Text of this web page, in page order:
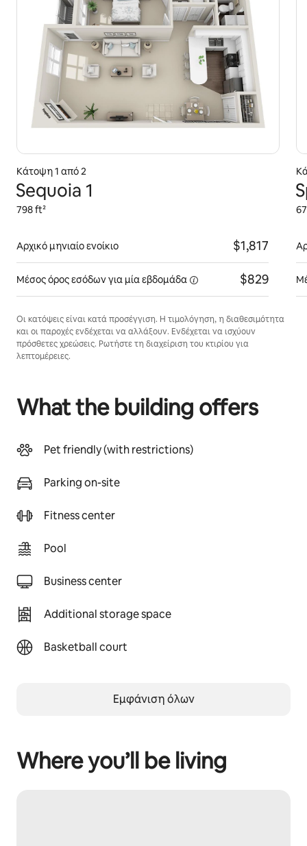
Κάτοψη 1 από 2
Sequoia 1
798 ft²
Αρχικό μηνιαίο ενοίκιο $1,817
Μέσος όρος εσόδων για μία εβδομάδα $829
Οι κατόψεις είναι κατά προσέγγιση. Η τιμολόγηση, η διαθεσιμότητα
και οι παροχές ενδέχεται να αλλάξουν. Ενδέχεται να ισχύουν
πρόσθετες χρεώσεις. Ρωτήστε τη διαχείριση του κτιρίου για
λεπτομέρειες.
What the building offers
Pet friendly (with restrictions)
Parking on-site
Fitness center
Pool
Business center
Additional storage space
Basketball court
Εμφάνιση όλων
Where you’ll be living